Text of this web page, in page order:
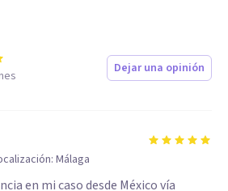
Dejar una opinión
Málaga
en mi caso desde México vía